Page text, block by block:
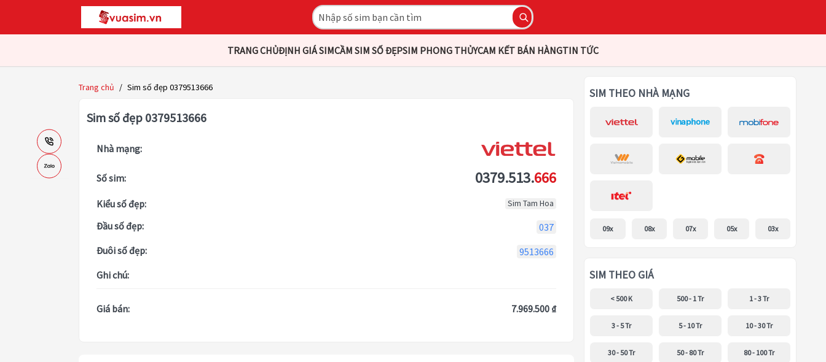
TRANG CHỦĐỊNH GIÁ SIMCẦM SIM SỐ ĐẸPSIM PHONG THỦYCAM KẾT BÁN HÀNGTIN TỨC
Trang chủ / Sim số đẹp 0379513666
Sim số đẹp 0379513666
Nhà mạng:
Số sim: 0379.513.666
Kiểu số đẹp: Sim Tam Hoa
Đầu số đẹp:
037
Đuôi số đẹp:
9513666
Ghi chú:
Giá bán: 7.969.500 ₫
SIM THEO NHÀ MẠNG
09x 08x 07x 05x 03x
SIM THEO GIÁ
< 500 K 500 - 1 Tr 1 - 3 Tr
3 - 5 Tr 5 - 10 Tr 10 - 30 Tr
30 - 50 Tr 50 - 80 Tr 80 - 100 Tr